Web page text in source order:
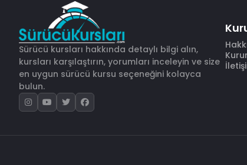
Sürücü kursları hakkında detaylı bilgi alın,
kursları karşılaştırın, yorumları inceleyin ve size
en uygun sürücü kursu seçeneğini kolayca
bulun.